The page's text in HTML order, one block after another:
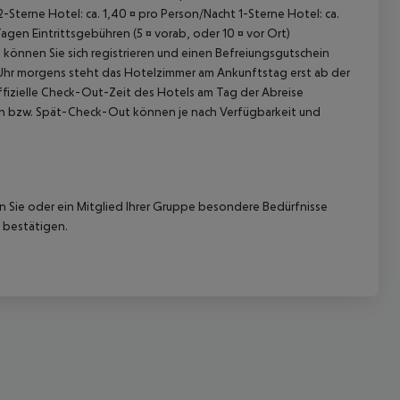
Hotel: ca. 1,40 ¤ pro Person/Nacht 1-Sterne Hotel: ca.
Eintrittsgebühren (5 ¤ vorab, oder 10 ¤ vor Ort)
Sie sich registrieren und einen Befreiungsgutschein
morgens steht das Hotelzimmer am Ankunftstag erst ab der
Check-Out-Zeit des Hotels am Tag der Abreise
bzw. Spät-Check-Out können je nach Verfügbarkeit und
oder ein Mitglied Ihrer Gruppe besondere Bedürfnisse
bestätigen.